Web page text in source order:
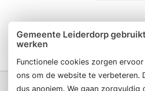
Gemeente Leiderdorp
werken
Functionele cookies zorgen
ons om de website te verbeteren.
dus anoniem. We gaan